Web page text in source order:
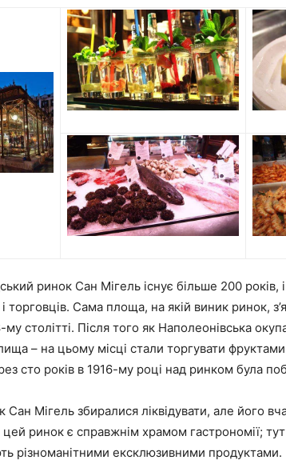
ринок Сан Мігель існує більше 200 років, і
торговців. Сама площа, на якій виник ринок,
столітті. Після того як Наполеонівська
– на цьому місці стали торгувати
сто років в 1916-му році над ринком була
Мігель збиралися ліквідувати, але його
ринок є справжнім храмом гастрономії; тут
різноманітними ексклюзивними продуктами.